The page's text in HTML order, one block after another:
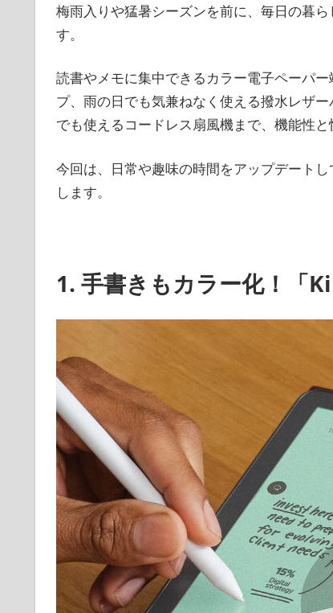
梅雨入りや猛暑シーズンを前に、毎日の暮
す。
読書やメモに集中できるカラー電子ペーパ
プ、雨の日でも気兼ねなく使える撥水レザ
でも使えるコードレス扇風機まで、機能性
今回は、日常や趣味の時間をアップデート
します。
1. 手書きもカラー化！「